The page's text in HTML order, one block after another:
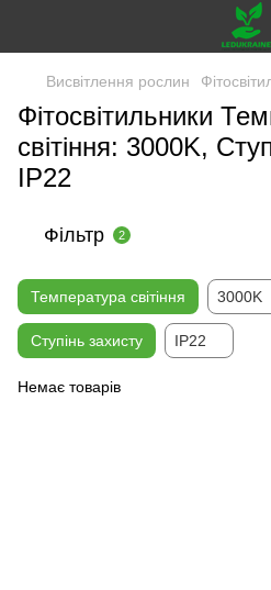
Висвітлення рослин
Фітосвітильники
світіння: 3000K,
IP22
Фільтр 2
Температура світіння 3000K
Ступінь захисту IP22
Немає товарів